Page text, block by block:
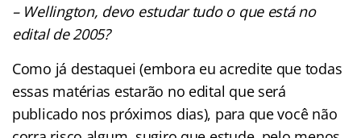
– Wellington, devo estudar tudo o que está no
edital de 2005?
Como já destaquei (embora eu acredite que todas
essas matérias estarão no edital que será
publicado nos próximos dias), para que você não